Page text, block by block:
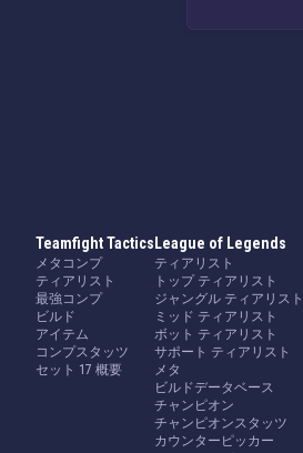
Teamfight Tactics
メタコンプ
ティアリスト
最強コンプ
ビルド
アイテム
コンプスタッツ
セット 17 概要
League of Legends
ティアリスト
トップ ティアリスト
ジャングル ティアリスト
ミッド ティアリスト
ボット ティアリスト
サポート ティアリスト
メタ
ビルドデータベース
チャンピオン
チャンピオンスタッツ
カウンターピッカー